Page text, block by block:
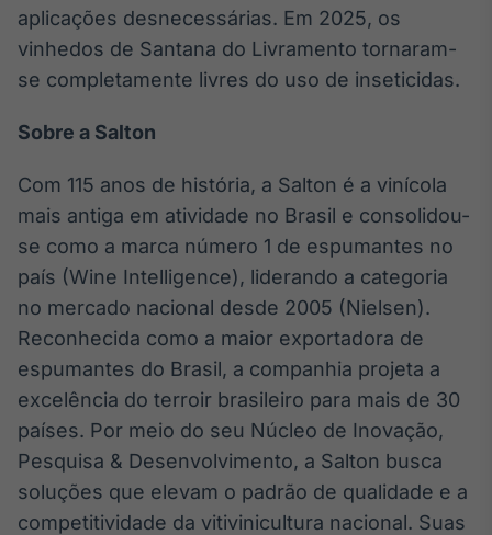
aplicações desnecessárias. Em 2025, os
vinhedos de Santana do Livramento tornaram-
se completamente livres do uso de inseticidas.
Sobre a Salton
Com 115 anos de história, a Salton é a vinícola
mais antiga em atividade no Brasil e consolidou-
se como a marca número 1 de espumantes no
país (Wine Intelligence), liderando a categoria
no mercado nacional desde 2005 (Nielsen).
Reconhecida como a maior exportadora de
espumantes do Brasil, a companhia projeta a
excelência do terroir brasileiro para mais de 30
países. Por meio do seu Núcleo de Inovação,
Pesquisa & Desenvolvimento, a Salton busca
soluções que elevam o padrão de qualidade e a
competitividade da vitivinicultura nacional. Suas